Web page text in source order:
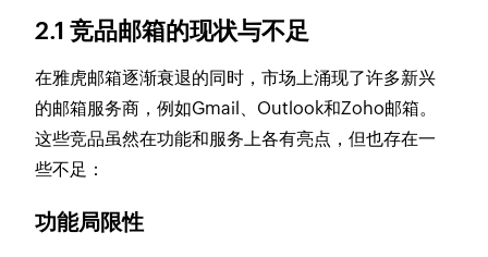
2.1 竞品邮箱的现状与不足
在雅虎邮箱逐渐衰退的同时，市场上涌现了许多新兴
的邮箱服务商，例如Gmail、Outlook和Zoho邮箱。
这些竞品虽然在功能和服务上各有亮点，但也存在一
些不足：
功能局限性